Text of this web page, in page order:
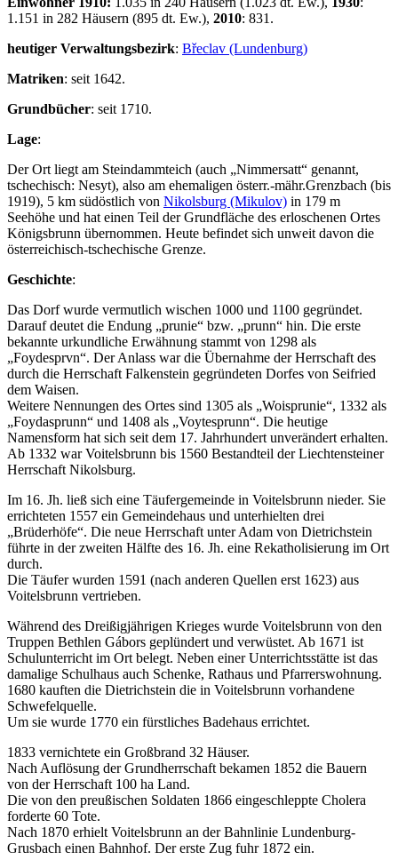
1.151 in 282 Häusern (895 dt. Ew.), 2010: 831.
heutiger Verwaltungsbezirk: Břeclav (Lundenburg)
Matriken: seit 1642.
Grundbücher: seit 1710.
Lage:
Der Ort liegt am Steindammteich (auch „Nimmersatt“ genannt,
tschechisch: Nesyt), also am ehemaligen österr.-mähr.Grenzbach (bis
1919), 5 km südöstlich von Nikolsburg (Mikulov) in 179 m
Seehöhe und hat einen Teil der Grundfläche des erloschenen Ortes
Königsbrunn übernommen. Heute befindet sich unweit davon die
österreichisch-tschechische Grenze.
Geschichte:
Das Dorf wurde vermutlich wischen 1000 und 1100 gegründet.
Darauf deutet die Endung „prunie“ bzw. „prunn“ hin. Die erste
bekannte urkundliche Erwähnung stammt von 1298 als
„Foydesprvn“. Der Anlass war die Übernahme der Herrschaft des
durch die Herrschaft Falkenstein gegründeten Dorfes von Seifried
dem Waisen.
Weitere Nennungen des Ortes sind 1305 als „Woisprunie“, 1332 als
„Foydasprunn“ und 1408 als „Voytesprunn“. Die heutige
Namensform hat sich seit dem 17. Jahrhundert unverändert erhalten.
Ab 1332 war Voitelsbrunn bis 1560 Bestandteil der Liechtensteiner
Herrschaft Nikolsburg.
Im 16. Jh. ließ sich eine Täufergemeinde in Voitelsbrunn nieder. Sie
errichteten 1557 ein Gemeindehaus und unterhielten drei
„Brüderhöfe“. Die neue Herrschaft unter Adam von Dietrichstein
führte in der zweiten Hälfte des 16. Jh. eine Rekatholisierung im Ort
durch.
Die Täufer wurden 1591 (nach anderen Quellen erst 1623) aus
Voitelsbrunn vertrieben.
Während des Dreißigjährigen Krieges wurde Voitelsbrunn von den
Truppen Bethlen Gábors geplündert und verwüstet. Ab 1671 ist
Schulunterricht im Ort belegt. Neben einer Unterrichtsstätte ist das
damalige Schulhaus auch Schenke, Rathaus und Pfarrerswohnung.
1680 kauften die Dietrichstein die in Voitelsbrunn vorhandene
Schwefelquelle.
Um sie wurde 1770 ein fürstliches Badehaus errichtet.
1833 vernichtete ein Großbrand 32 Häuser.
Nach Auflösung der Grundherrschaft bekamen 1852 die Bauern
von der Herrschaft 100 ha Land.
Die von den preußischen Soldaten 1866 eingeschleppte Cholera
forderte 60 Tote.
Nach 1870 erhielt Voitelsbrunn an der Bahnlinie Lundenburg-
Grusbach einen Bahnhof. Der erste Zug fuhr 1872 ein.